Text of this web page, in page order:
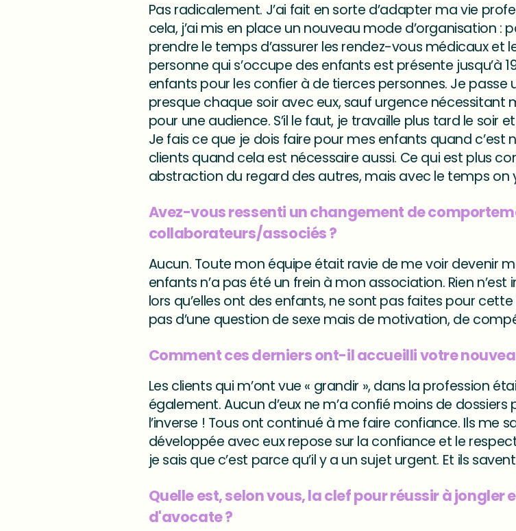
Pas radicalement. J’ai fait en sorte d’adapter ma vie
cela, j’ai mis en place un nouveau mode d’organisation :
prendre le temps d’assurer les rendez-vous médicaux et
personne qui s’occupe des enfants est présente jusqu’à
enfants pour les confier à de tierces personnes. Je
presque chaque soir avec eux, sauf urgence
pour une audience. S’il le faut, je travaille plus tard le soir
Je fais ce que je dois faire pour mes enfants quand c’est
clients quand cela est nécessaire aussi. Ce qui est plus
abstraction du regard des autres, mais avec le temps on
Avez-vous ressenti un changement de
collaborateurs/associés ?
Aucun. Toute mon équipe était ravie de me voir devenir
enfants n’a pas été un frein à mon association. Rien
lors qu’elles ont des enfants, ne sont pas faites pour
pas d’une question de sexe mais de motivation, de
Comment ces derniers ont-il accueilli votre
Les clients qui m’ont vue « grandir », dans la profession
également. Aucun d’eux ne m’a confié moins de
l’inverse ! Tous ont continué à me faire confiance. Ils me
développée avec eux repose sur la confiance et le respect.
je sais que c’est parce qu’il y a un sujet urgent. Et ils
Quelle est, selon vous, la clef pour réussir à jongler
d'avocate ?